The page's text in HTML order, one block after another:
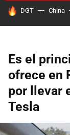
HOY SE HABLA
DGT China
Es el
ofrece en
por llevar
Tesla